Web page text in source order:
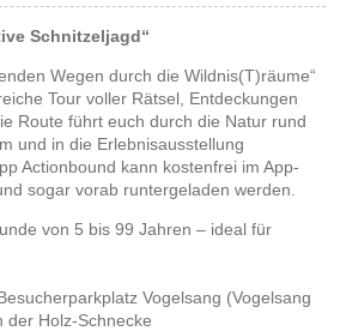
Schnitzeljagd“
Wegen durch die Wildnis(T)räume“
Tour voller Rätsel, Entdeckungen
Route führt euch durch die Natur rund
und in die Erlebnisausstellung
Actionbound kann kostenfrei im App-
sogar vorab runtergeladen werden.
von 5 bis 99 Jahren – ideal für
Vogelsang (Vogelsang
der Holz-Schnecke